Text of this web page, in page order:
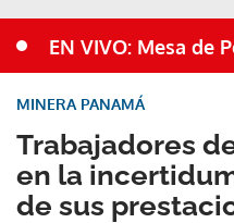
EN VIVO: Mesa de
Trabajadores
en la
de sus
MINERA PANAMÁ